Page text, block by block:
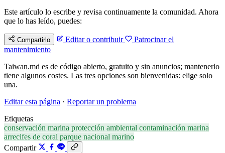
Este artículo lo escribe y revisa continuamente la comunidad. Ahora
que lo has leído, puedes:
Compartirlo Editar o contribuir
Patrocinar el
mantenimiento
Taiwan.md es de código abierto, gratuito y sin anuncios; mantenerlo
tiene algunos costes. Las tres opciones son bienvenidas: elige solo
una.
Editar esta página · Reportar un problema
Etiquetas
conservación marina protección ambiental contaminación marina
arrecifes de coral parque nacional marino
Compartir